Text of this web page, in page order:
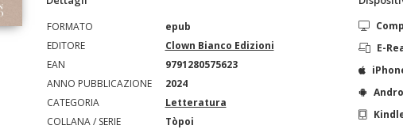
FORMATO
epub
EDITORE
Clown Bianco Edizioni
EAN
9791280575623
ANNO PUBBLICAZIONE
2024
CATEGORIA
Letteratura
COLLANA / SERIE
Tòpoi
E-